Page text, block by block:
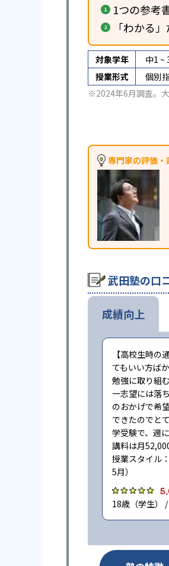
1つの参考
「わかる
対象学年 中1 ~
授業形式
個別
※2024年6月調査。
専門家の評価・
武田塾の口
成績向上
【高校生時の
てもいい方ば
勉強に取り組
一志望には落
のおかげで希
できたのでと
学受験で、週
講料は月
授業スタイル
5月）
18歳（学生）